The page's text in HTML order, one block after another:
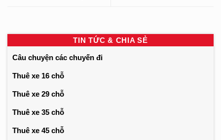
TIN TỨC & CHIA SẺ
Câu chuyện các chuyến đi
Thuê xe 16 chỗ
Thuê xe 29 chỗ
Thuê xe 35 chỗ
Thuê xe 45 chỗ